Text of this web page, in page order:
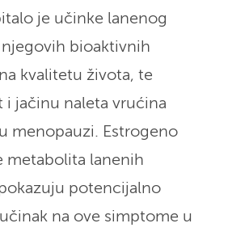
je učinke lanenog
njegovih bioaktivnih
kvalitetu života, te
i jačinu naleta vrućina
menopauzi. Estrogeno
metabolita lanenih
potencijalno
na ove simptome u